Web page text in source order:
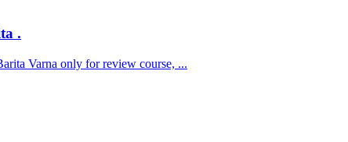
.
Varna only for review course, ...